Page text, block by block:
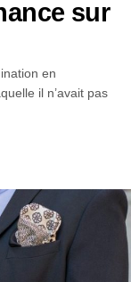
sur
en
il n’avait pas